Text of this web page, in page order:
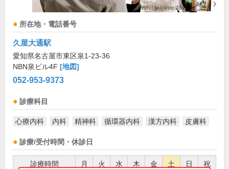
所在地・電話番号
久屋大通駅
愛知県名古屋市東区泉1-23-36
NBN泉ビル4F [地図]
052-953-9373
診療科目
心療内科 内科 精神科 循環器内科 漢方内科 皮膚科
診療/受付時間・休診日
診療時間 月 火 水 木 金 土 日 祝